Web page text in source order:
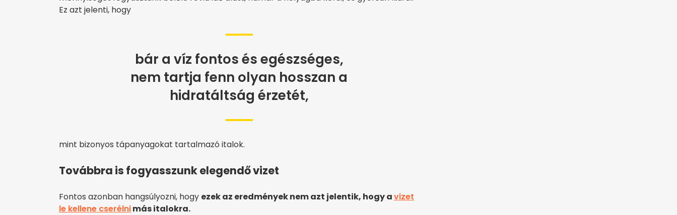
Ez azt jelenti, hogy
bár a víz fontos és egészséges,
nem tartja fenn olyan hosszan a
hidratáltság érzetét,
mint bizonyos tápanyagokat tartalmazó italok.
Továbbra is fogyasszunk elegendő vizet
Fontos azonban hangsúlyozni, hogy ezek az eredmények nem azt jelentik, hogy avizet
le kellene cserélnimás italokra.